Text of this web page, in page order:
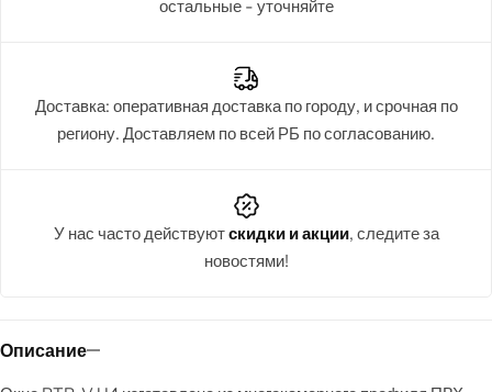
остальные - уточняйте
Доставка: оперативная доставка по городу, и срочная по
региону. Доставляем по всей РБ по согласованию.
У нас часто действуютскидки и акции, следите за
новостями!
Описание